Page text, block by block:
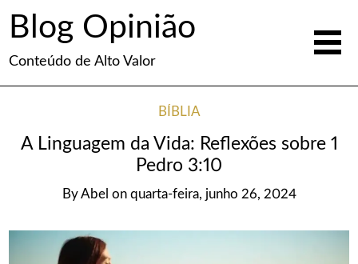
Blog Opinião
Conteúdo de Alto Valor
BÍBLIA
A Linguagem da Vida: Reflexões sobre 1
Pedro 3:10
ByAbel on quarta-feira, junho 26, 2024